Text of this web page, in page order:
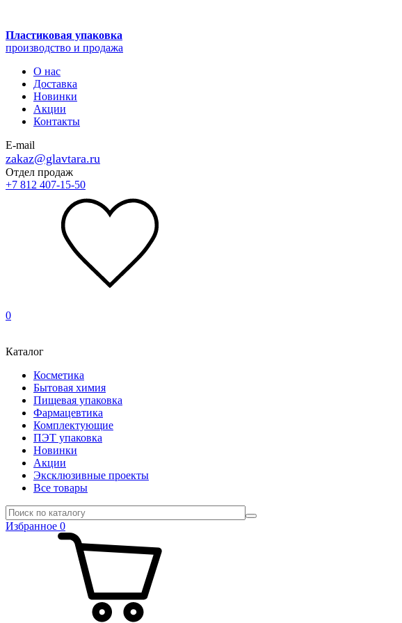
Пластиковая упаковка
производство и продажа
О нас
Доставка
Новинки
Акции
Контакты
E-mail
zakaz@glavtara.ru
Отдел продаж
+7 812 407-15-50
0
Каталог
Косметика
Бытовая химия
Пищевая упаковка
Фармацевтика
Комплектующие
ПЭТ упаковка
Новинки
Акции
Эксклюзивные проекты
Все товары
Избранное 0